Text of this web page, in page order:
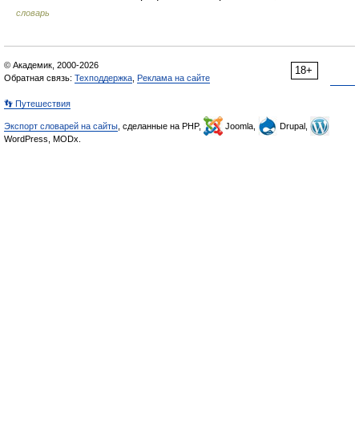
словарь
18+
© Академик, 2000-2026
Обратная связь: Техподдержка Реклама на сайте
👣 Путешествия
Экспорт словарей на сайты , сделанные на PHP, Joomla,
Drupal,
WordPress, MODx.